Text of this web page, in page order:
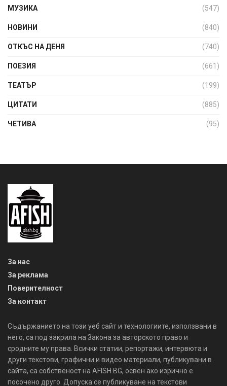
МУЗИКА (547)
НОВИНИ (840)
ОТКЪС НА ДЕНЯ (740)
ПОЕЗИЯ (661)
ТЕАТЪР (199)
ЦИТАТИ (885)
ЧЕТИВА (95)
За нас
За реклама
Поверителност
За контакт
Съдържанието на този уеб сайт и технологиите, използвани в
него, са под закрила на Закона за авторското право и
сродните му права. Всички статии, репортажи, интервюта и
други текстови, графични и видео материали, публикувани в
сайта, са собственост на AFISH.BG, освен ако изрично е
посочено друго. Допуска се публикуване на текстови